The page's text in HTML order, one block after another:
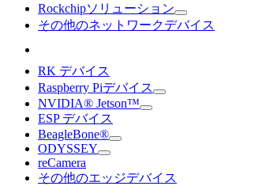
Rockchipソリューション
その他のネットワークデバイス
RK デバイス
Raspberry Piデバイス
NVIDIA® Jetson™
ESP デバイス
BeagleBone®
ODYSSEY
reCamera
その他のエッジデバイス